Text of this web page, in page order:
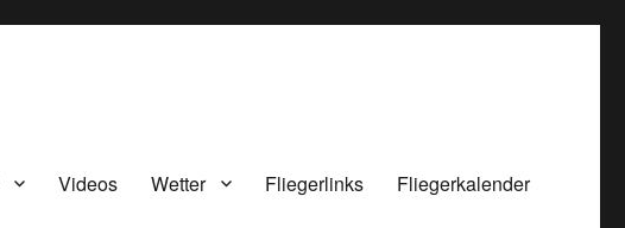
Videos Wetter Fliegerlinks Fliegerkalender